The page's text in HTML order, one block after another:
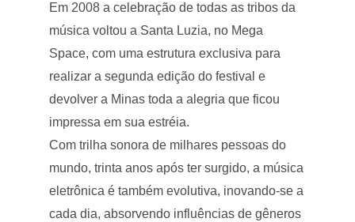
Em 2008 a celebração de todas as tribos da
música voltou a Santa Luzia, no Mega
Space, com uma estrutura exclusiva para
realizar a segunda edição do festival e
devolver a Minas toda a alegria que ficou
impressa em sua estréia.
Com trilha sonora de milhares pessoas do
mundo, trinta anos após ter surgido, a música
eletrônica é também evolutiva, inovando-se a
cada dia, absorvendo influências de gêneros